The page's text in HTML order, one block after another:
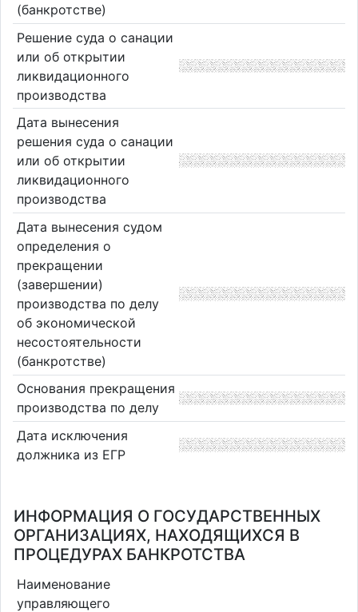
(банкротстве)
Решение суда о санации
или об открытии
ликвидационного
производства
Дата вынесения
решения суда о санации
или об открытии
ликвидационного
производства
Дата вынесения судом
определения о
прекращении
(завершении)
производства по делу
об экономической
несостоятельности
(банкротстве)
Основания прекращения
производства по делу
Дата исключения
должника из ЕГР
ИНФОРМАЦИЯ О ГОСУДАРСТВЕННЫХ
ОРГАНИЗАЦИЯХ, НАХОДЯЩИХСЯ В
ПРОЦЕДУРАХ БАНКРОТСТВА
Наименование
управляющего